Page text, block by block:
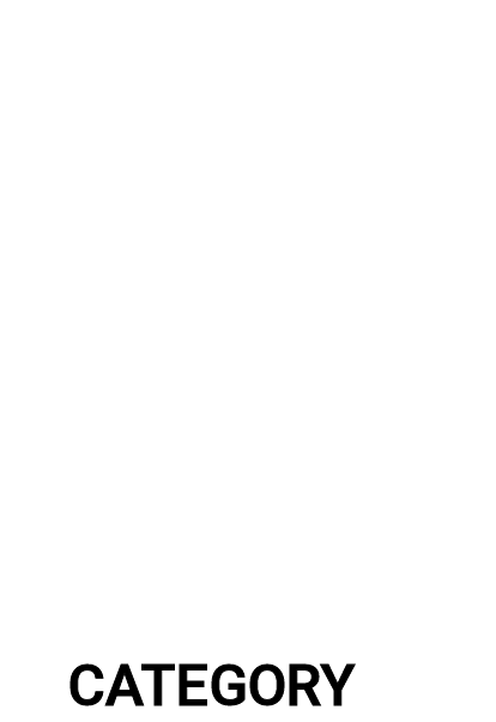
CATEGORY